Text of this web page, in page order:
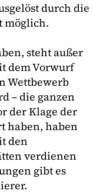
durch die
möglich.
steht außer
dem Vorwurf
Wettbewerb
– die ganzen
der Klage der
haben, haben
den
verdienen
gibt es